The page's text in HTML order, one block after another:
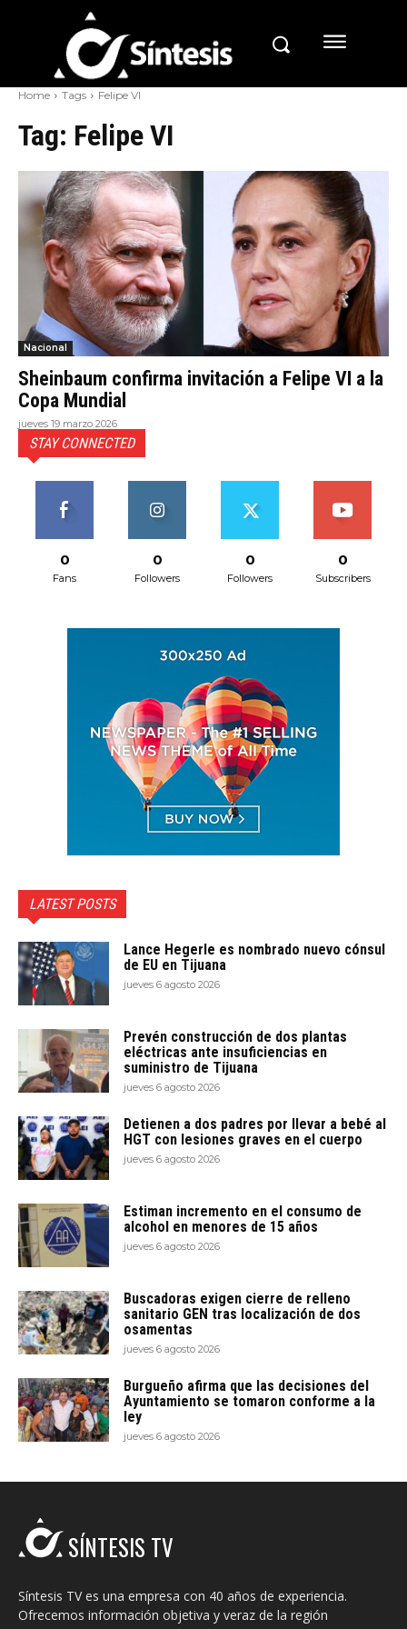
Home Tags Felipe VI
Tag: Felipe VI
Nacional
Sheinbaum confirma invitación a Felipe VI a la
Copa Mundial
jueves 19 marzo 2026
STAY CONNECTED
0
Fans
0
Followers
0
Followers
0
Subscribers
LATEST POSTS
Lance Hegerle es nombrado nuevo cónsul
de EU en Tijuana
jueves 6 agosto 2026
Prevén construcción de dos plantas
eléctricas ante insuficiencias en
suministro de Tijuana
jueves 6 agosto 2026
Detienen a dos padres por llevar a bebé al
HGT con lesiones graves en el cuerpo
jueves 6 agosto 2026
Estiman incremento en el consumo de
alcohol en menores de 15 años
jueves 6 agosto 2026
Buscadoras exigen cierre de relleno
sanitario GEN tras localización de dos
osamentas
jueves 6 agosto 2026
Burgueño afirma que las decisiones del
Ayuntamiento se tomaron conforme a la
ley
jueves 6 agosto 2026
SÍNTESIS TV
Síntesis TV es una empresa con 40 años de experiencia.
Ofrecemos información objetiva y veraz de la región